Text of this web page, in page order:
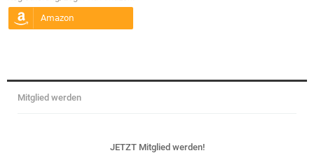
Mitglied werden
JETZT Mitglied werden!